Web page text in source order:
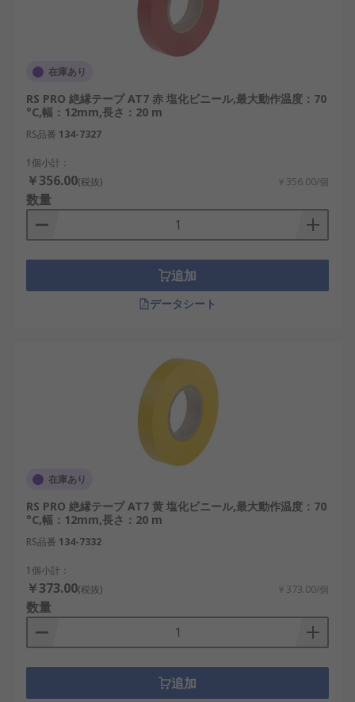
在庫あり
RS PRO 絶縁テープ AT7 赤 塩化ビニール,最大動作温度：70
°C,幅：12mm,長さ：20 m
RS品番 134-7327
1個小計：
￥356.00(税抜) ￥356.00/個
数量
追加
データシート
在庫あり
RS PRO 絶縁テープ AT7 黄 塩化ビニール,最大動作温度：70
°C,幅：12mm,長さ：20 m
RS品番 134-7332
1個小計：
￥373.00(税抜) ￥373.00/個
数量
追加